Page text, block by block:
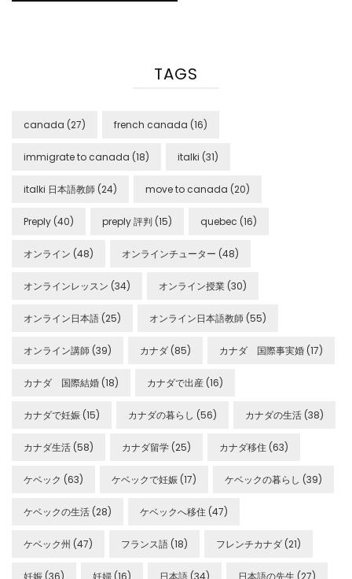
TAGS
canada (27) french canada (16)
immigrate to canada (18) italki (31)
italki 日本語教師 (24) move to canada (20)
Preply (40) preply 評判 (15) quebec (16)
オンライン (48) オンラインチューター (48)
オンラインレッスン (34) オンライン授業 (30)
オンライン日本語 (25) オンライン日本語教師 (55)
オンライン講師 (39) カナダ (85) カナダ 国際事実婚 (17)
カナダ 国際結婚 (18) カナダで出産 (16)
カナダで妊娠 (15) カナダの暮らし (56) カナダの生活 (38)
カナダ生活 (58) カナダ留学 (25) カナダ移住 (63)
ケベック (63) ケベックで妊娠 (17) ケベックの暮らし (39)
ケベックの生活 (28) ケベックへ移住 (47)
ケベック州 (47) フランス語 (18) フレンチカナダ (21)